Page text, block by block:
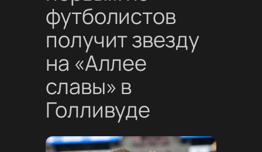
футболистов
получит звезду
на «Аллее
славы» в
Голливуде